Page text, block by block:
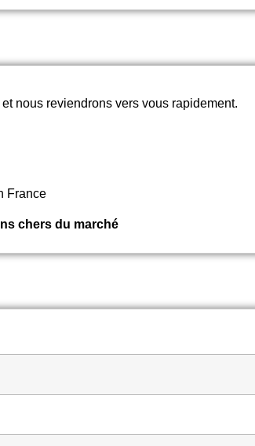
et nous reviendrons vers vous rapidement.
France
chers du marché